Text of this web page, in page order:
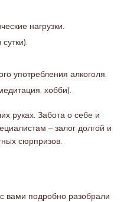
нагрузки.
употребления алкоголя.
хобби).
руках. Забота о себе и
– залог долгой и
сюрпризов.
вами подробно разобрали